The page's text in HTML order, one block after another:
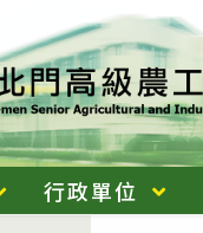
行政單位